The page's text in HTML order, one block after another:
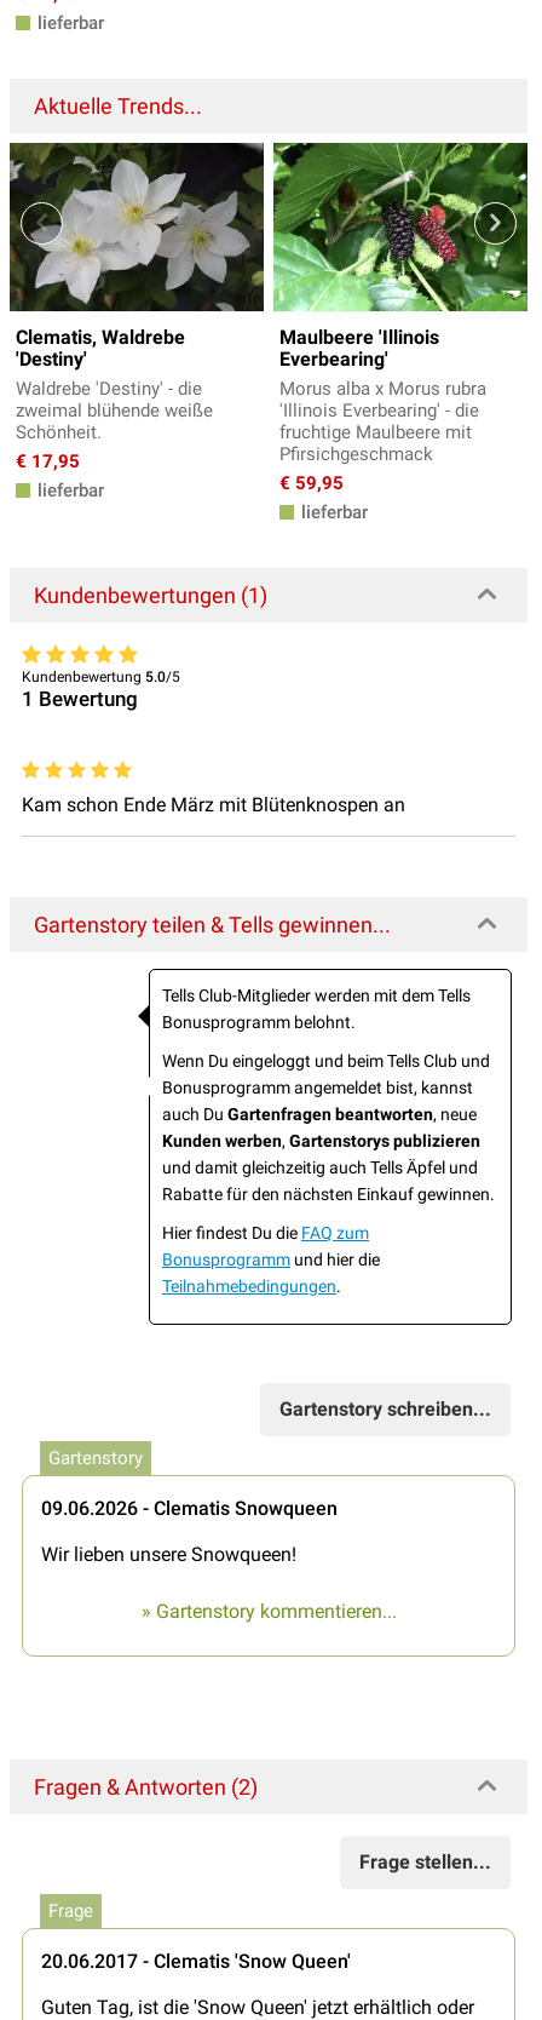
lieferbar
Aktuelle Trends...
Clematis, Waldrebe
'Destiny'
Waldrebe 'Destiny' - die
zweimal blühende weiße
Schönheit.
€ 17,95
lieferbar
Maulbeere 'Illinois
Everbearing'
Morus alba x Morus rubra
'Illinois Everbearing' - die
fruchtige Maulbeere mit
Pfirsichgeschmack
€ 59,95
lieferbar
Kundenbewertungen (1)
Kundenbewertung 5.0/5
1 Bewertung
Kam schon Ende März mit Blütenknospen an
Gartenstory teilen & Tells gewinnen...
Tells Club-Mitglieder werden mit dem Tells
Bonusprogramm belohnt.
Wenn Du eingeloggt und beim Tells Club und
Bonusprogramm angemeldet bist, kannst
auch Du Gartenfragen beantworten, neue
Kunden werben, Gartenstorys publizieren
und damit gleichzeitig auch Tells Äpfel und
Rabatte für den nächsten Einkauf gewinnen.
Hier findest Du die FAQ zum
Bonusprogramm und hier die
Teilnahmebedingungen.
Gartenstory schreiben...
Gartenstory
09.06.2026 - Clematis Snowqueen
Wir lieben unsere Snowqueen!
» Gartenstory kommentieren...
Fragen & Antworten (2)
Frage stellen...
Frage
20.06.2017 - Clematis 'Snow Queen'
Guten Tag, ist die 'Snow Queen' jetzt erhältlich oder